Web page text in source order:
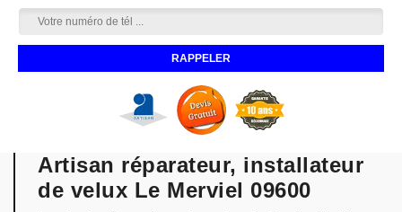
Artisan réparateur, installateur
de velux Le Merviel 09600